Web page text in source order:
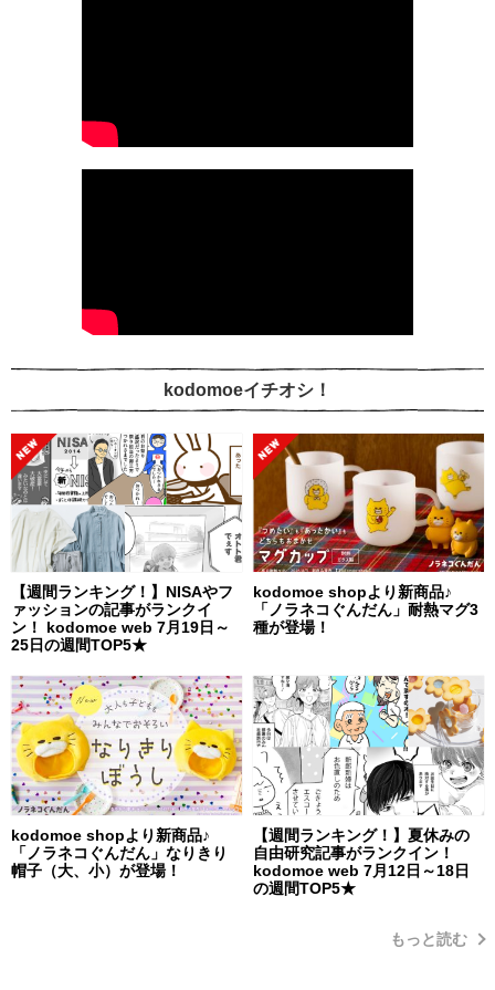
kodomoeイチオシ！
【週間ランキング！】NISAやフ
ァッションの記事がランクイ
ン！ kodomoe web 7月19日～
25日の週間TOP5★
kodomoe shopより新商品♪
「ノラネコぐんだん」耐熱マグ3
種が登場！
kodomoe shopより新商品♪
「ノラネコぐんだん」なりきり
帽子（大、小）が登場！
【週間ランキング！】夏休みの
自由研究記事がランクイン！
kodomoe web 7月12日～18日
の週間TOP5★
もっと読む